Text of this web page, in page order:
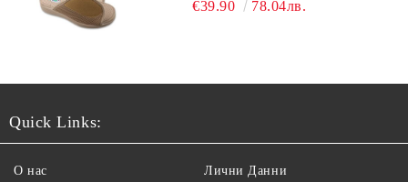
€39.90 78.04лв.
Quick Links:
О нас Лични Данни